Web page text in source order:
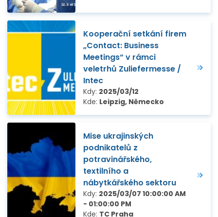
Kooperační setkání firem
„Contact: Business
Meetings“ v rámci
veletrhů Zuliefermesse /
Intec
Kdy: 2025/03/12
Kde: Leipzig, Německo
Mise ukrajinských
podnikatelů z
potravinářského,
textilního a
nábytkářského sektoru
Kdy: 2025/03/07 10:00:00 AM
- 01:00:00 PM
Kde: TC Praha